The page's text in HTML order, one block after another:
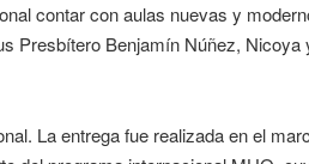
contar con aulas nuevas y
Presbítero Benjamín Núñez, Nicoya
La entrega fue realizada en el